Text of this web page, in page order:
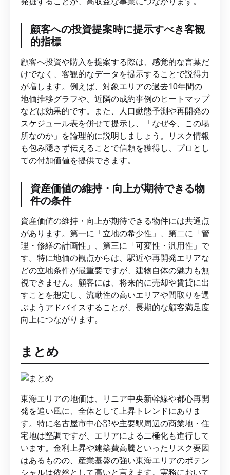
顧客への投資提案時に提示すべき客観
的指標
顧客へ投資や購入を提案する際は、感覚的な言葉だ
けでなく、客観的なデータを提示することで説得力
が増します。例えば、対象エリアの過去10年間の
地価推移グラフや、近隣の成約事例のヒートマップ
などは効果的です。また、人口動態予測や再開発の
スケジュール表を併せて提示し、「なぜ今、この場
所なのか」を論理的に説明しましょう。リスク情報
も包み隠さず伝えることで信頼を獲得し、プロとし
ての付加価値を提供できます。
資産価値の維持・向上が期待できる物
件の条件
資産価値の維持・向上が期待できる物件には共通点
があります。第一に「立地の希少性」、第二に「管
理・修繕の計画性」、第三に「可変性・汎用性」で
す。特に地価の観点からは、駅近や再開発エリアな
どの立地条件が最重要ですが、建物自体の魅力も無
視できません。顧客には、将来的に売却や賃貸に出
すことを想定し、流動性の高いエリアや間取りを選
ぶようアドバイスすることが、長期的な顧客満足度
向上につながります。
まとめ
東海エリアの地価は、リニア中央新幹線や都心再開
発を追い風に、全体として上昇トレンドにありま
す。特に名古屋市中心部や主要駅周辺の商業地・住
宅地は堅調ですが、エリアによる二極化も進行して
います。金利上昇や建築費高騰といったリスク要因
はあるものの、産業基盤の強い東海エリアのポテン
シャルは依然として高いと言えます。実務において